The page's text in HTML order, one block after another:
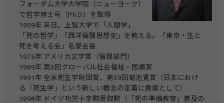
フォーダム大学大学院（ニューヨーク）
で哲学博士号（Ph.D.）を取得
1959年 来日。上智大学で「人間学」
「死の哲学」「西洋倫理思想史」を教える。「東京・生と
死を考える会」名誉会長
1975年 アメリカ文学賞（倫理部門）
1989年 第3回グローバル社会福祉・医療賞
1991年 全米死生学財団賞、第39回菊池寛賞（日本におけ
る「死生学」という新しい概念の定着に貢献として）
1998年 ドイツ功労十字勲章叙勲（「死の準備教育」普及の